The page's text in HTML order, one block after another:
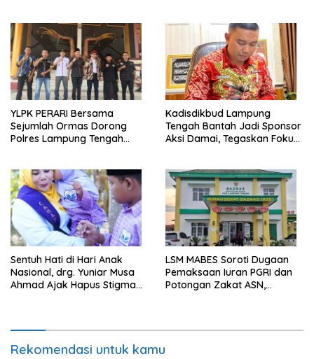
YLPK PERARI Bersama
Sejumlah Ormas Dorong
Polres Lampung Tengah
Pelanggaran UU ITE
Kadisdikbud Lampung
Tengah Bantah Jadi Sponsor
Aksi Damai, Tegaskan Fokus
Sentuh Hati di Hari Anak
Nasional, drg. Yuniar Musa
Ahmad Ajak Hapus Stigma
LSM MABES Soroti Dugaan
Pemaksaan Iuran PGRI dan
Potongan Zakat ASN,
Rekomendasi untuk kamu